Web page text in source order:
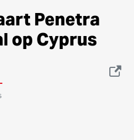
Penetra
op Cyprus